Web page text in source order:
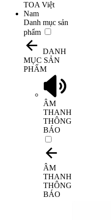
Danh mục sản
phẩm
DANH
MỤC SẢN
PHẨM
ÂM
THANH
THÔNG
BÁO
ÂM
THANH
THÔNG
BÁO